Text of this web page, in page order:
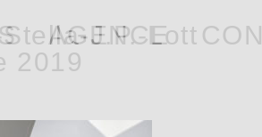
AGENCE
J.P.-Lott
2019